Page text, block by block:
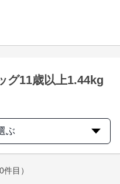
グ11歳以上1.44kg
ぶ
件目）